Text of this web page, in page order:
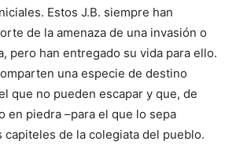
Estos J.B. siempre han
de la amenaza de una invasión o
pero han entregado su vida para ello.
una especie de destino
que no pueden escapar y que, de
en piedra –para el que lo sepa
de la colegiata del pueblo.